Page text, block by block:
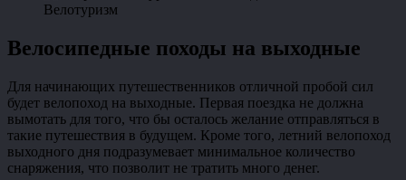
Велотуризм
Велосипедные походы на выходные
Для начинающих путешественников отличной пробой сил
будет велопоход на выходные. Первая поездка не должна
вымотать для того, что бы осталось желание отправляться в
такие путешествия в будущем. Кроме того, летний велопоход
выходного дня подразумевает минимальное количество
снаряжения, что позволит не тратить много денег.